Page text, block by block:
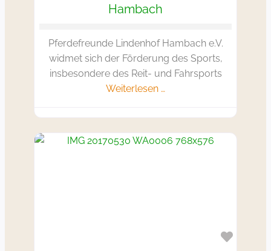
Hambach
Pferdefreunde Lindenhof Hambach e.V.
widmet sich der Förderung des Sports,
insbesondere des Reit- und Fahrsports
Weiterlesen …
Favorit